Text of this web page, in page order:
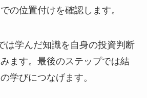
の位置付けを確認します。
は学んだ知識を自身の投資判断
ます。最後のステップでは結
学びにつなげます。